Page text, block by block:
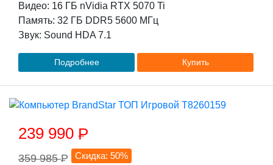
Видео: 16 ГБ nVidia RTX 5070 Ti
Память: 32 ГБ DDR5 5600 МГц
Звук: Sound HDA 7.1
Подробнее Купить
239 990 P
359 985P Скидка: 50%